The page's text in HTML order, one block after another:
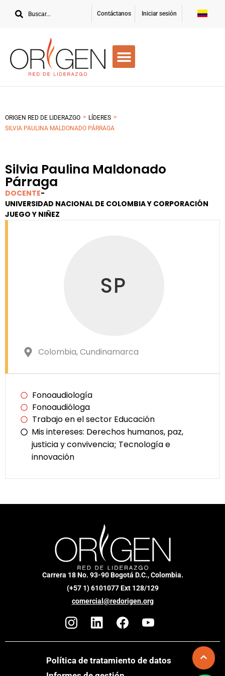
Contáctanos Iniciar sesión
ORIGEN RED DE LIDERAZGO > LÍDERES >
SILVIA PAULINA MALDONADO PÁRRAGA
Silvia Paulina Maldonado
Párraga
DOCENTE-
UNIVERSIDAD NACIONAL DE COLOMBIA Y CORPORACIÓN
JUEGO Y NIÑEZ
SP
Colombia, Cundinamarca
Fonoaudiología
Fonoaudióloga
Trabajo en el sector Educación
Mis intereses: Derechos humanos, paz,
justicia y convivencia; Tecnología e
innovación
Carrera 18 No. 93-90 Bogotá D.C., Colombia.
(+57 1) 6101077 Ext 128/129
comercial@redorigen.org
Política de tratamiento de datos